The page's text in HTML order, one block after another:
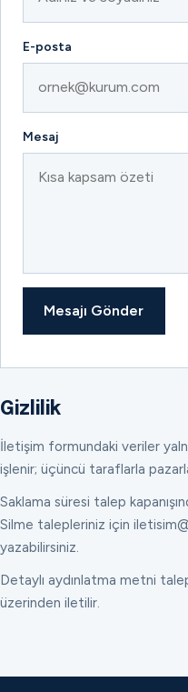
E-posta
Mesaj
Mesajı Gönder
Gizlilik
İletişim formundaki veriler
işlenir; üçüncü taraflarla
Saklama süresi talep
Silme talepleriniz için
yazabilirsiniz.
Detaylı aydınlatma metni
üzerinden iletilir.